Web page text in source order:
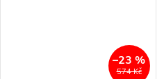
574 Kč
–23 %